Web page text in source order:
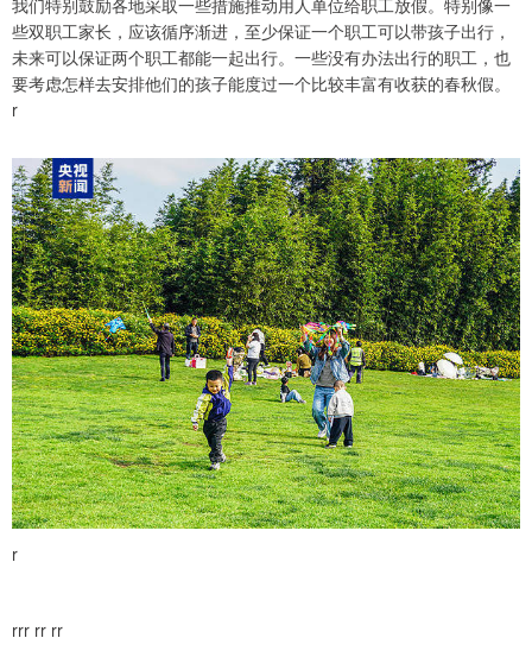
我们特别鼓励各地采取一些措施推动用人单位给职工放假。特别像一
些双职工家长，应该循序渐进，至少保证一个职工可以带孩子出行，
未来可以保证两个职工都能一起出行。一些没有办法出行的职工，也
要考虑怎样去安排他们的孩子能度过一个比较丰富有收获的春秋假。
r
r
rrr rr rr